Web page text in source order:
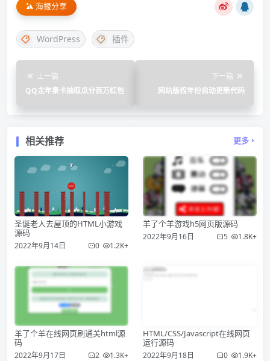
海报分享
WordPress 插件
上一篇
QQ龙年集卡抽取瓜分百万红包
下一篇
网站版权年份自动更新代码
相关推荐 更多
圣诞老人去屋顶的HTML小游戏
源码
2022年9月14日 0 1.2K+
羊了个羊游戏h5网页版源码
2022年9月16日 5 1.8K+
羊了个羊在线网页刷通关html源
码
2022年9月17日 2 1.3K+
HTML/CSS/Javascript在线网页
运行源码
2022年9月18日 0 1.9K+